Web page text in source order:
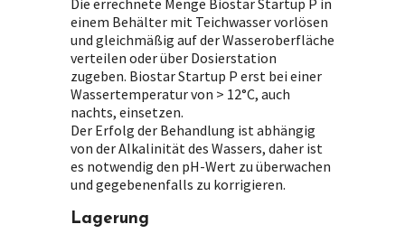
einem Behälter mit Teichwasser vorlösen
und gleichmäßig auf der Wasseroberfläche
verteilen oder über Dosierstation
zugeben. Biostar Startup P erst bei einer
Wassertemperatur von > 12°C, auch
nachts, einsetzen.
Der Erfolg der Behandlung ist abhängig
von der Alkalinität des Wassers, daher ist
es notwendig den pH-Wert zu überwachen
und gegebenenfalls zu korrigieren.
Lagerung